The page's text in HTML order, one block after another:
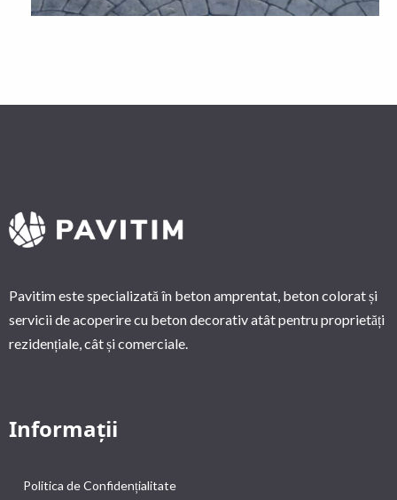
Pavitim este specializată în beton amprentat, beton colorat și
servicii de acoperire cu beton decorativ atât pentru proprietăți
rezidențiale, cât și comerciale.
Informații
Politica de Confidențialitate